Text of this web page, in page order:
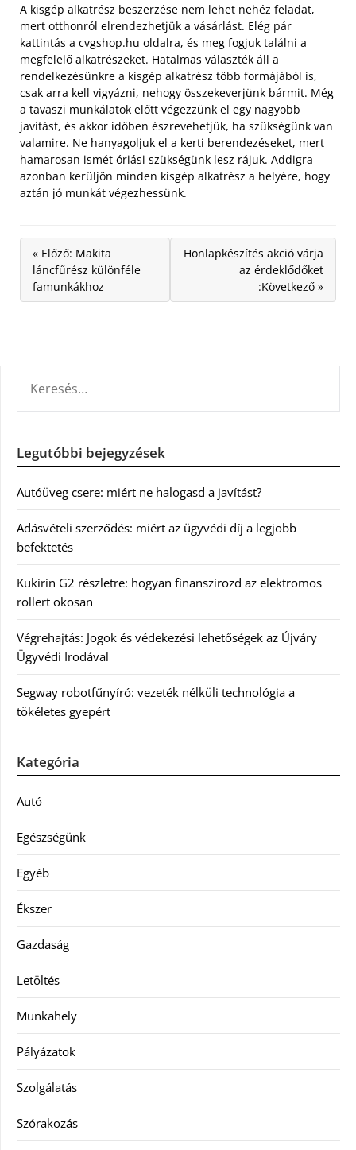
A kisgép alkatrész beszerzése nem lehet nehéz feladat,
mert otthonról elrendezhetjük a vásárlást. Elég pár
kattintás a cvgshop.hu oldalra, és meg fogjuk találni a
megfelelő alkatrészeket. Hatalmas választék áll a
rendelkezésünkre a kisgép alkatrész több formájából is,
csak arra kell vigyázni, nehogy összekeverjünk bármit. Még
a tavaszi munkálatok előtt végezzünk el egy nagyobb
javítást, és akkor időben észrevehetjük, ha szükségünk van
valamire. Ne hanyagoljuk el a kerti berendezéseket, mert
hamarosan ismét óriási szükségünk lesz rájuk. Addigra
azonban kerüljön minden kisgép alkatrész a helyére, hogy
aztán jó munkát végezhessünk.
« Előző: Makita
láncfűrész különféle
famunkákhoz
Honlapkészítés akció várja
az érdeklődőket
:Következő »
Legutóbbi bejegyzések
Autóüveg csere: miért ne halogasd a javítást?
Adásvételi szerződés: miért az ügyvédi díj a legjobb
befektetés
Kukirin G2 részletre: hogyan finanszírozd az elektromos
rollert okosan
Végrehajtás: Jogok és védekezési lehetőségek az Újváry
Ügyvédi Irodával
Segway robotfűnyíró: vezeték nélküli technológia a
tökéletes gyepért
Kategória
Autó
Egészségünk
Egyéb
Ékszer
Gazdaság
Letöltés
Munkahely
Pályázatok
Szolgálatás
Szórakozás